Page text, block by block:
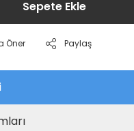
Sepete Ekle
Öner Paylaş